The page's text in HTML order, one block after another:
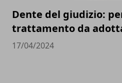
Dente del giudizio:
trattamento da
17/04/2024